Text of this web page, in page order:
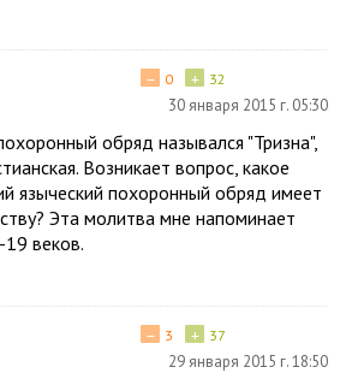
+ 32
− 0
30 января 2015 г. 05:30
обряд назывался "Тризна",
Возникает вопрос, какое
языческий похоронный обряд имеет
Эта молитва мне напоминает
19 веков.
+ 37
− 3
29 января 2015 г. 18:50